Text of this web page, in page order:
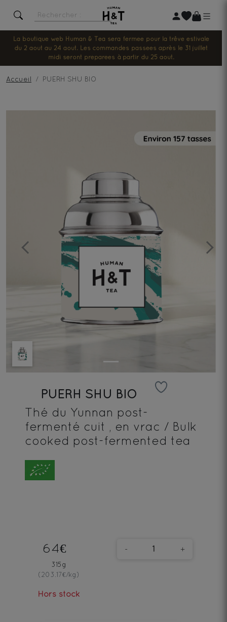
La boutique web Human & Tea sera fermée pour la trêve estivale
du 2 août au 24 août. Les commandes passées après le 31 juillet
midi seront préparées à partir du 25 août.
Accueil PUERH SHU BIO
Previous Next
PUERH SHU BIO
Thé du Yunnan post-
fermenté cuit , en vrac / Bulk
cooked post-fermented tea
64€
315g
(203.17€/kg)
Hors stock
- +